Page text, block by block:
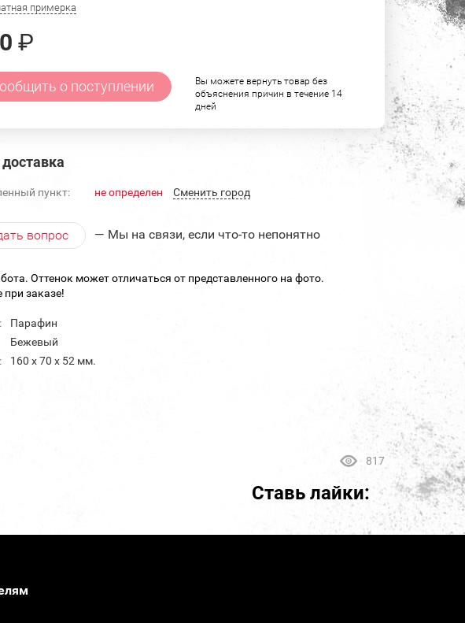
примерка
₽
о поступлении
Вы можете вернуть товар без
объяснения причин в течение 14
дней
пункт: не определен Cменить город
вопрос — Мы на связи, если что-то непонятно
Оттенок может отличаться от представленного на фото.
при заказе!
Парафин
Бежевый
160 x 70 x 52 мм.
817
Ставь лайки: